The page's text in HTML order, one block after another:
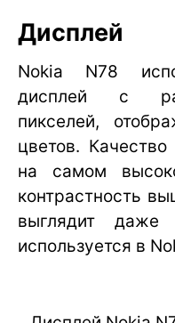
Дисплей
Nokia N78
дисплей с
пикселей,
цветов.
на самом
контрастность
выглядит
используется в